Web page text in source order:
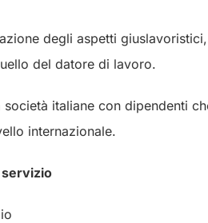
degli aspetti
del datore di lavoro.
società italiane con dipendenti
internazionale.